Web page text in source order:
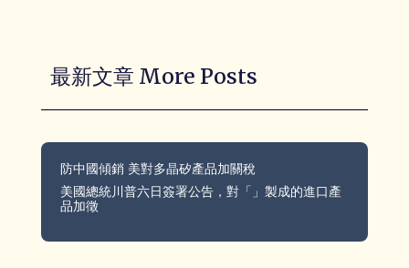
最新文章 More Posts
防中國傾銷 美對多晶矽產品加關稅
美國總統川普六日簽署公告，對「」製成的進口產
品加徵